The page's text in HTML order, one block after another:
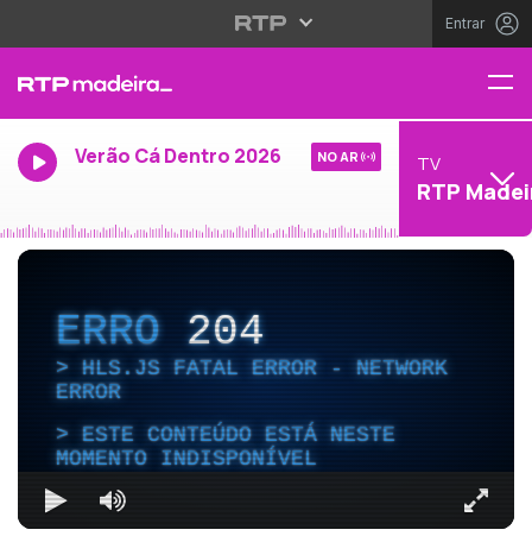
Entrar
Verão Cá Dentro 2026 NO AR TV
RTP
ERRO204
HLS.JS FATAL ERROR - NETWORK
ERROR
ESTE CONTEÚDO ESTÁ NESTE
MOMENTO INDISPONÍVEL